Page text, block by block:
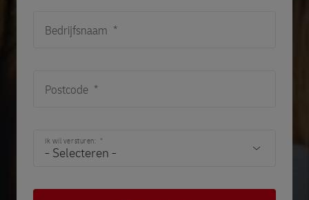
Bedrijfsnaam
Postcode
Ik wil versturen: